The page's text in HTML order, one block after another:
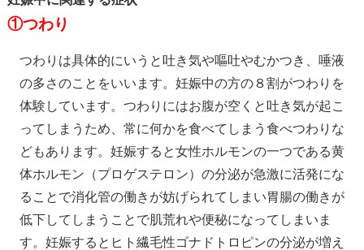
①つわり
つわりは具体的にいうと吐き気や嘔吐やむかつき、唾液
の多さのことをいいます。妊娠中の方の８割がつわりを
体験しています。つわりにはお腹が空くと吐き気が起こ
ってしまうため、常に何かを食べてしまう食べつわりな
どもあります。妊娠すると女性ホルモンの一つである黄
体ホルモン（プロゲステロン）の分泌が急激に活発にな
ることで消化管の働きが妨げられてしまい胃腸の働きが
低下してしまうことで肌荒れや便秘になってしまいま
す。妊娠するとヒト繊毛性ゴナドトロピンの分泌が増え